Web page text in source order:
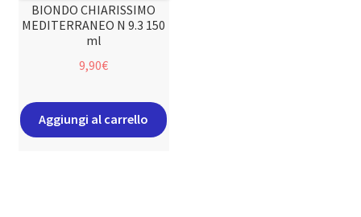
BIONDO CHIARISSIMO
MEDITERRANEO N 9.3 150
ml
9,90€
Aggiungi al carrello